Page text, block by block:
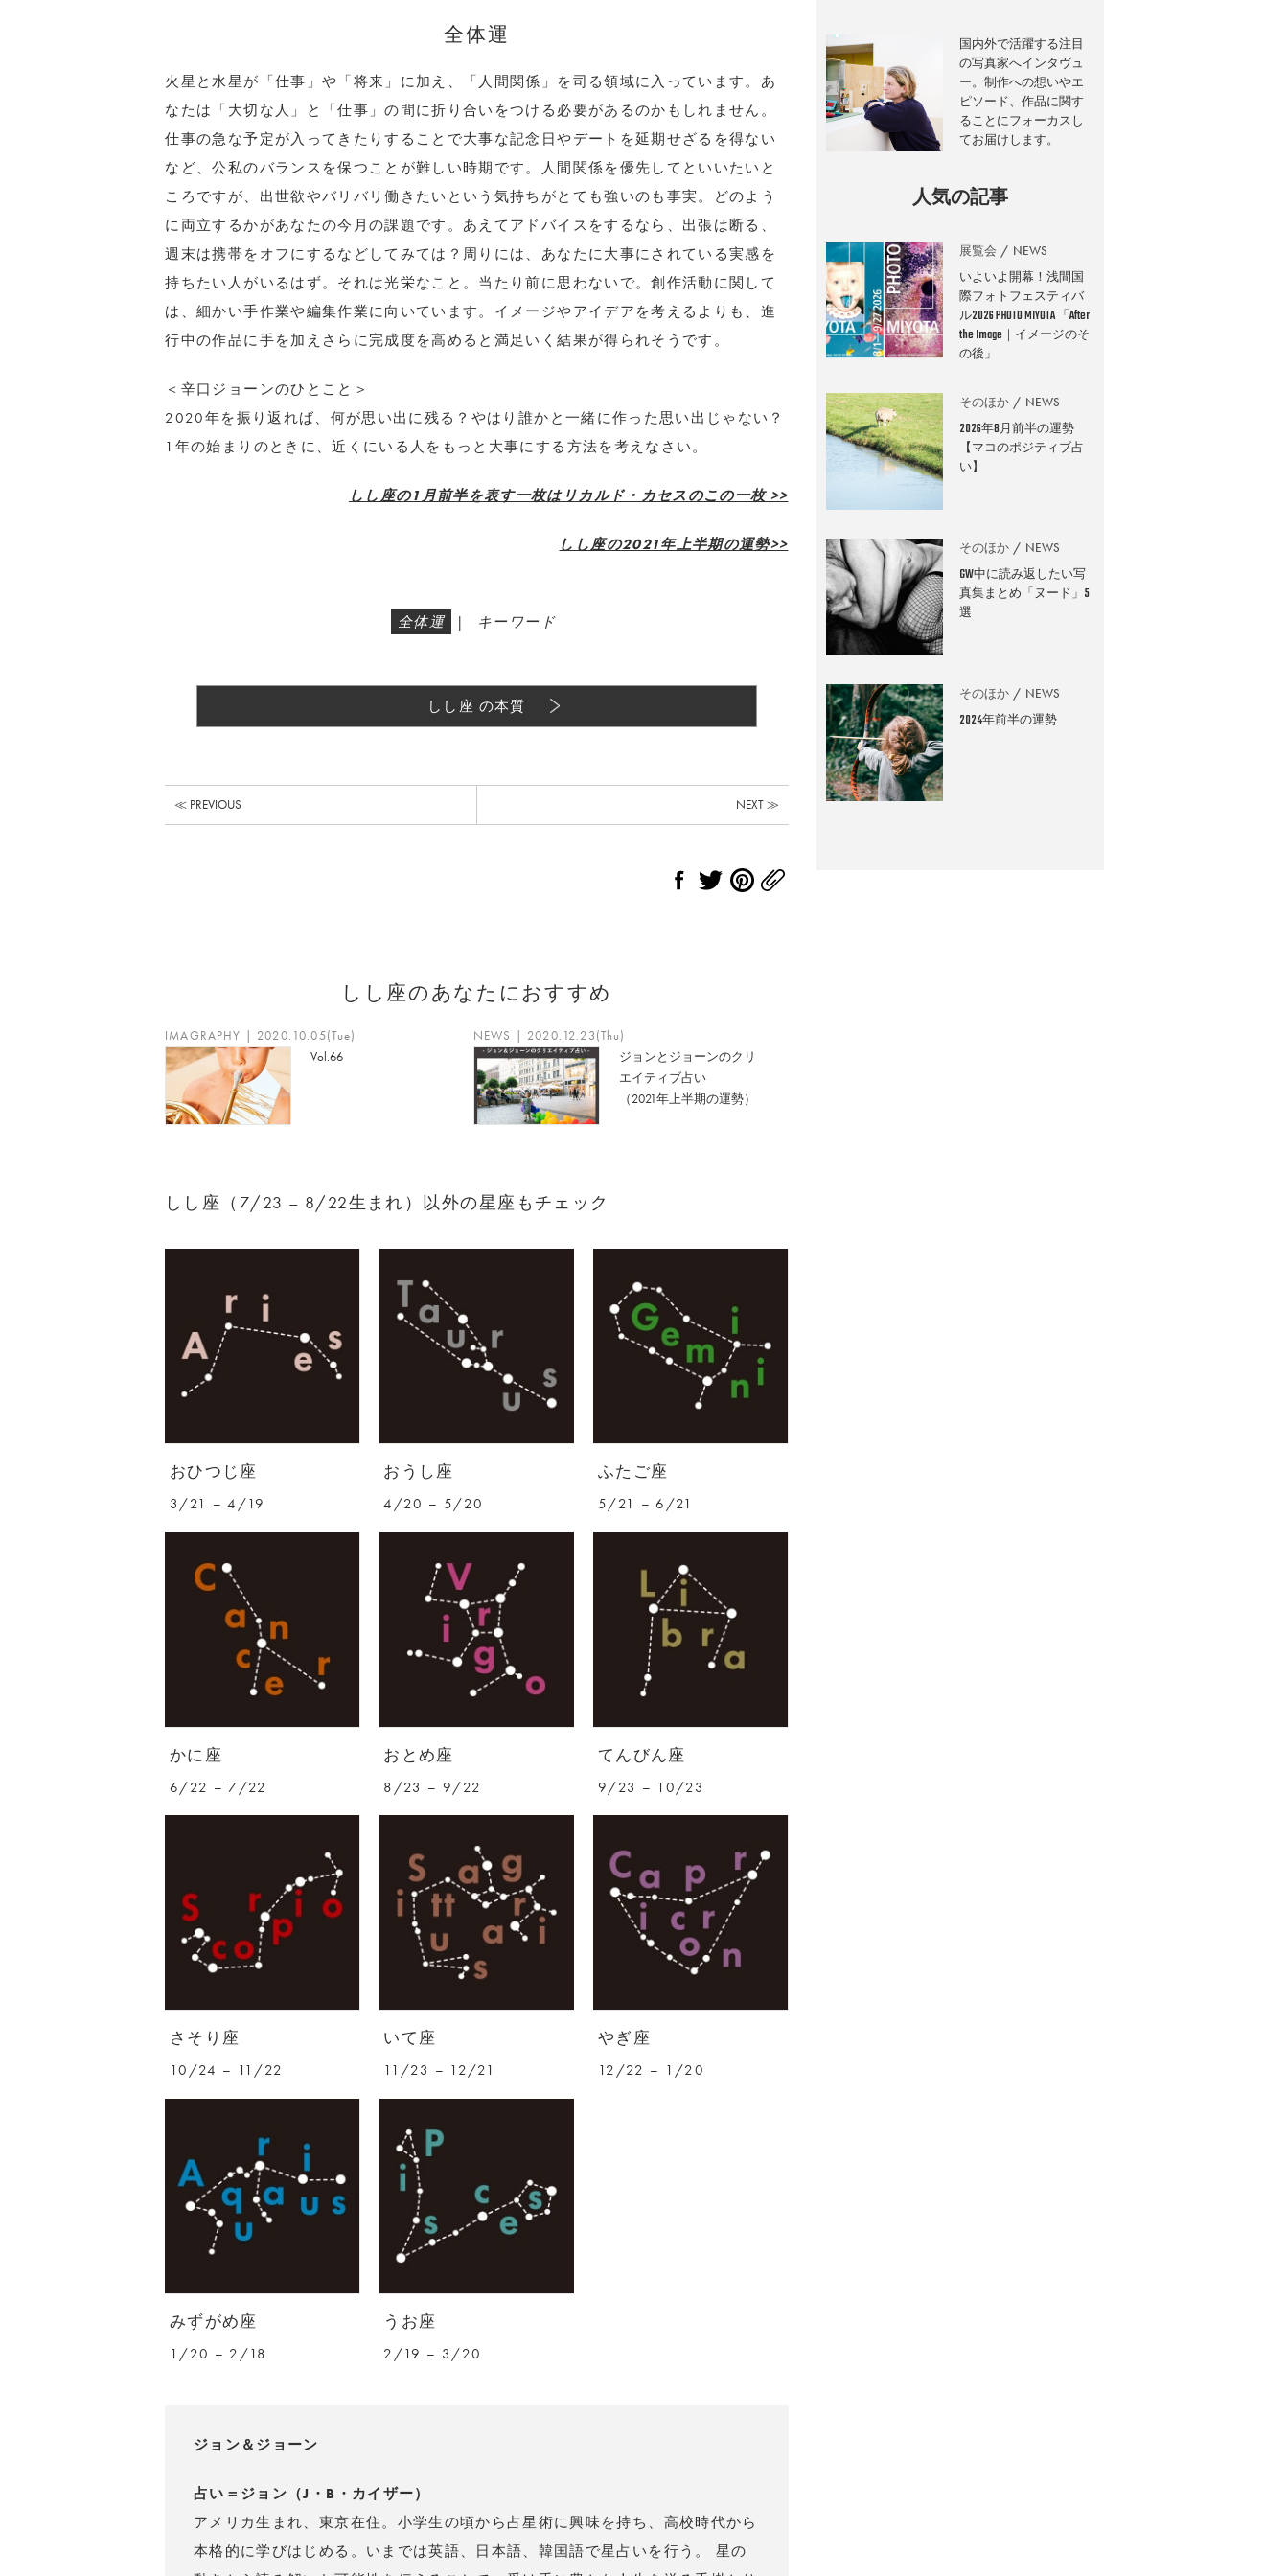
全体運
火星と水星が「仕事」や「将来」に加え、「人間関係」を司る領域に入っています。あ
なたは「大切な人」と「仕事」の間に折り合いをつける必要があるのかもしれません。
仕事の急な予定が入ってきたりすることで大事な記念日やデートを延期せざるを得ない
など、公私のバランスを保つことが難しい時期です。人間関係を優先してといいたいと
ころですが、出世欲やバリバリ働きたいという気持ちがとても強いのも事実。どのよう
に両立するかがあなたの今月の課題です。あえてアドバイスをするなら、出張は断る、
週末は携帯をオフにするなどしてみては？周りには、あなたに大事にされている実感を
持ちたい人がいるはず。それは光栄なこと。当たり前に思わないで。創作活動に関して
は、細かい手作業や編集作業に向いています。イメージやアイデアを考えるよりも、進
行中の作品に手を加えさらに完成度を高めると満足いく結果が得られそうです。
＜辛口ジョーンのひとこと＞
2020年を振り返れば、何が思い出に残る？やはり誰かと一緒に作った思い出じゃない？
1年の始まりのときに、近くにいる人をもっと大事にする方法を考えなさい。
しし座の1月前半を表す一枚はリカルド・カセスのこの一枚 >>
しし座の2021年上半期の運勢>>
全体運 | キーワード
しし座 の本質
≪ PREVIOUS NEXT ≫
しし座のあなたにおすすめ
IMAGRAPHY | 2020.10.05(Tue)
Vol.66
NEWS | 2020.12.23(Thu)
ジョンとジョーンのクリ
エイティブ占い
（2021年上半期の運勢）
しし座（7/23 – 8/22生まれ）以外の星座もチェック
おひつじ座
3/21 – 4/19
おうし座
4/20 – 5/20
ふたご座
5/21 – 6/21
かに座
6/22 – 7/22
おとめ座
8/23 – 9/22
てんびん座
9/23 – 10/23
さそり座
10/24 – 11/22
いて座
11/23 – 12/21
やぎ座
12/22 – 1/20
みずがめ座
1/20 – 2/18
うお座
2/19 – 3/20
ジョン＆ジョーン
占い＝ジョン（J・B・カイザー）
アメリカ生まれ、東京在住。小学生の頃から占星術に興味を持ち、高校時代から
本格的に学びはじめる。いまでは英語、日本語、韓国語で星占いを行う。 星の
国内外で活躍する注目
の写真家へインタヴュ
ー。制作への想いやエ
ピソード、作品に関す
ることにフォーカスし
てお届けします。
人気の記事
展覧会 NEWS
いよいよ開幕！浅間国
際フォトフェスティバ
ル2026 PHOTO MIYOTA 「After
the Image｜イメージのそ
の後」
そのほか NEWS
2026年8月前半の運勢
【マコのポジティブ占
い】
そのほか NEWS
GW中に読み返したい写
真集まとめ「ヌード」5
選
そのほか NEWS
2024年前半の運勢